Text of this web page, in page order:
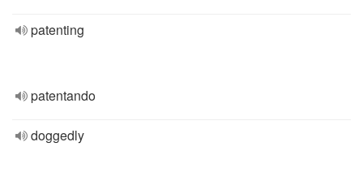
patenting
patentando
doggedly